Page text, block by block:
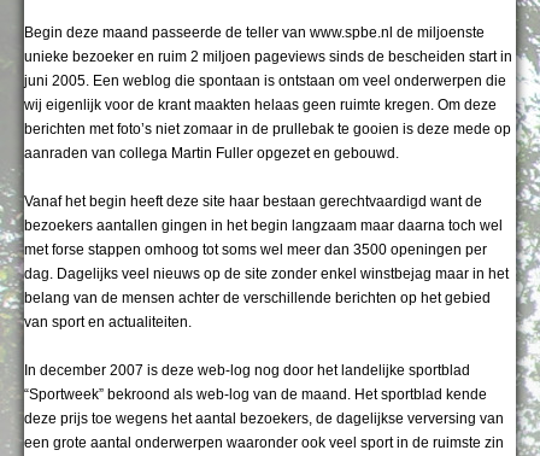
Adverteren
Contact / Tiplijn
Fotoboek
Treffer van Quispel bezorgt FC Emmen droomstart
MAANDAG 10 AUG 2026
Begin deze maand passeerde de teller van www.spbe.nl de miljoenste
unieke bezoeker en ruim 2 miljoen pageviews sinds de bescheiden start in
juni 2005. Een weblog die spontaan is ontstaan om veel onderwerpen die
wij eigenlijk voor de krant maakten helaas geen ruimte kregen. Om deze
berichten met foto’s niet zomaar in de prullebak te gooien is deze mede op
aanraden van collega Martin Fuller opgezet en gebouwd.
Vanaf het begin heeft deze site haar bestaan gerechtvaardigd want de
bezoekers aantallen gingen in het begin langzaam maar daarna toch wel
met forse stappen omhoog tot soms wel meer dan 3500 openingen per
dag. Dagelijks veel nieuws op de site zonder enkel winstbejag maar in het
belang van de mensen achter de verschillende berichten op het gebied
van sport en actualiteiten.
In december 2007 is deze web-log nog door het landelijke sportblad
“Sportweek” bekroond als web-log van de maand. Het sportblad kende
deze prijs toe wegens het aantal bezoekers, de dagelijkse verversing van
een grote aantal onderwerpen waaronder ook veel sport in de ruimste zin